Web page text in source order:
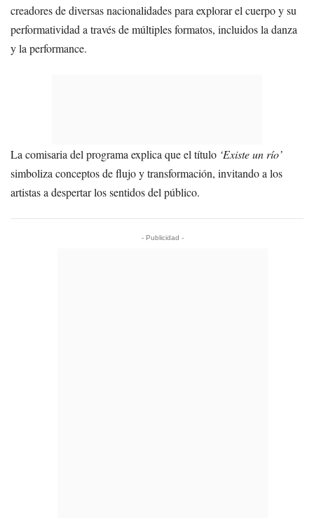
creadores de diversas nacionalidades para explorar el cuerpo y su
performatividad a través de múltiples formatos, incluidos la danza
y la performance.
La comisaria del programa explica que el título ‘Existe un río’
simboliza conceptos de flujo y transformación, invitando a los
artistas a despertar los sentidos del público.
- Publicidad -